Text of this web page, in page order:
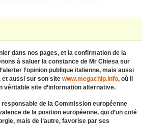
dans nos pages, et la confirmation de la
à saluer la constance de Mr Chiesa sur
l’opinion publique italienne, mais aussi
et aussi sur son site www.megachip.info, où il
véritable site d’information alternative.
de la Commission européenne
de la position européenne, qui d’un coté
mais de l’autre, favorise par ses